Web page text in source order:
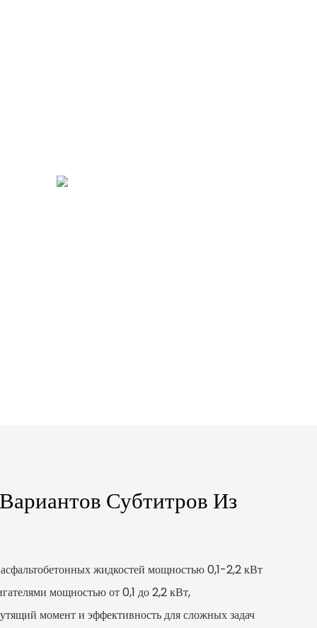
Субтитров Из
жидкостей мощностью 0,1-2,2 кВт
мощностью от 0,1 до 2,2 кВт,
момент и эффективность для сложных задач